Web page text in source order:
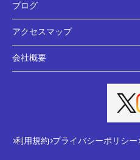
ブログ
アクセスマップ
会社概要
利用規約 プライバシーポリシー